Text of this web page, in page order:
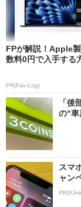
FPが解説！Apple
数料0円で入手する
PR(Fav-Log)
「
の“
スマ
ャン